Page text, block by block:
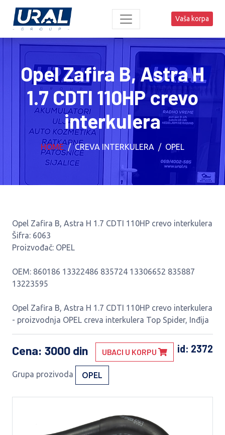
Vaša korpa
Opel Zafira B, Astra H
1.7 CDTI 110HP crevo
interkulera
HOME CREVA INTERKULERA OPEL
Opel Zafira B, Astra H 1.7 CDTI 110HP crevo interkulera
Šifra: 6063
Proizvođač: OPEL
OEM: 860186 13322486 835724 13306652 835887
13223595
Opel Zafira B, Astra H 1.7 CDTI 110HP crevo interkulera
- proizvodnja OPEL creva interkulera Top Spider, Inđija
Cena: 3000 din id: 2372
UBACI U KORPU
Grupa prozivoda OPEL